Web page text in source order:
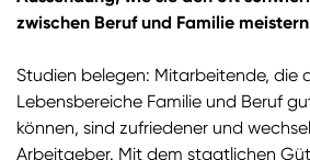
zwischen Beruf und Familie
Studien belegen: Mitarbeitende, die
Lebensbereiche Familie und Beruf
können, sind zufriedener und
Arbeitgeber. Mit dem staatlichen